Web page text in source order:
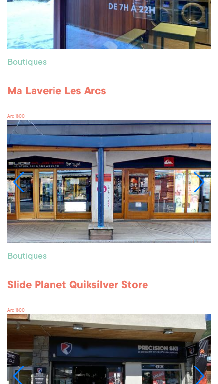
Boutiques
Ma Laverie Les Arcs
Arc 1800
Boutiques
Slide Planet Quiksilver Store
Arc 1800